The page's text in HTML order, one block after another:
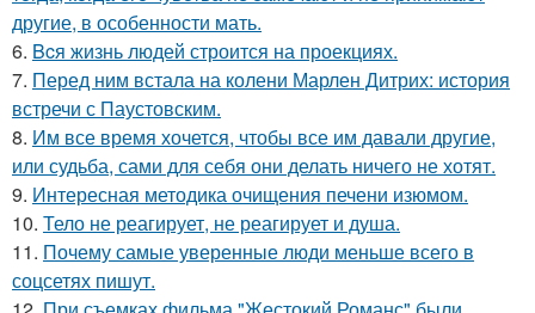
другие, в особенности мать.
6. Bcя жизнь людей строится на проекциях.
7. Перед ним встала на колени Марлен Дитрих: история
встречи с Паустовским.
8. Им все время хочется, чтобы все им давали другие,
или судьба, сами для себя они делать ничего не хотят.
9. Интересная методика очищения печени изюмом.
10. Тело не реагирует, не реагирует и душа.
11. Почему самые уверенные люди меньше всего в
соцсетях пишут.